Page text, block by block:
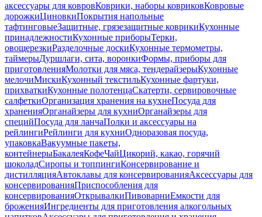
аксессуары для ковровКоврики, наборы ковриковКовровые
дорожкиЦиновкиПокрытия напольные
тафтинговыеЗащитные, грязезащитные коврикиКухонные
принадлежностиКухонные приборыТерки,
овощерезкиРазделочные доскиКухонные термометры,
таймерыДуршлаги, сита, воронкиФормы, приборы для
приготовленияМолотки для мяса, тендерайзерыКухонные
мелочиМискиКухонный текстильКухонные фартуки,
прихваткиКухонные полотенцаСкатерти, сервировочные
салфеткиОрганизация хранения на кухнеПосуда для
храненияОрганайзеры для кухниОрганайзеры для
специйПосуда для ланчаПолки и аксессуары на
рейлингиРейлинги для кухниОдноразовая посуда,
упаковкаВакуумные пакеты,
контейнерыБакалеяКофеЧайЦикорий, какао, горячий
шоколадСиропы и топпингиКонсервирование и
дистилляцияАвтоклавы для консервированияАксессуары для
консервированияПриспособления для
консервированияОткрывалкиПивоварниЕмкости для
броженияИнгредиенты для приготовления алкогольных